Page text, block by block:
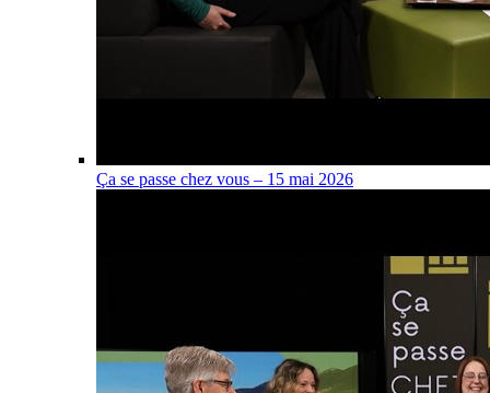
Ça se passe chez vous – 15 mai 2026